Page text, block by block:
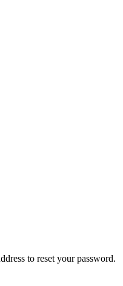
to reset your password.